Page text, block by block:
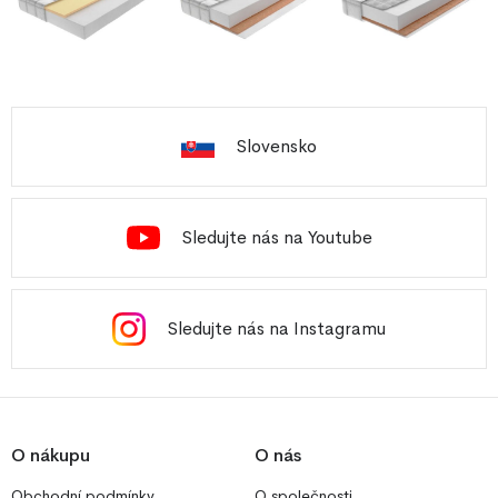
Slovensko
Sledujte nás na Youtube
Sledujte nás na Instagramu
O nákupu O nás